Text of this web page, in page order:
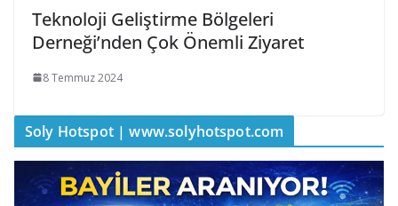
Teknoloji Geliştirme Bölgeleri
Derneği’nden Çok Önemli Ziyaret
8 Temmuz 2024
Soly Hotspot | www.solyhotspot.com